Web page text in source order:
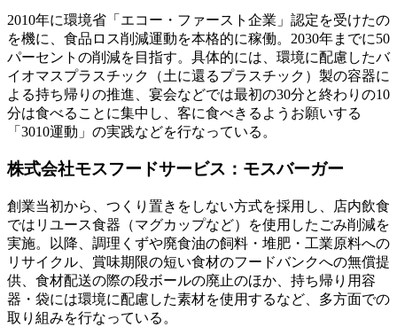
2010年に環境省「エコー・ファースト企業」認定を受けたの
を機に、食品ロス削減運動を本格的に稼働。2030年までに50
パーセントの削減を目指す。具体的には、環境に配慮したバ
イオマスプラスチック（土に還るプラスチック）製の容器に
よる持ち帰りの推進、宴会などでは最初の30分と終わりの10
分は食べることに集中し、客に食べきるようお願いする
「3010運動」の実践などを行なっている。
株式会社モスフードサービス：モスバーガー
創業当初から、つくり置きをしない方式を採用し、店内飲食
ではリユース食器（マグカップなど）を使用したごみ削減を
実施。以降、調理くずや廃食油の飼料・堆肥・工業原料への
リサイクル、賞味期限の短い食材のフードバンクへの無償提
供、食材配送の際の段ボールの廃止のほか、持ち帰り用容
器・袋には環境に配慮した素材を使用するなど、多方面での
取り組みを行なっている。